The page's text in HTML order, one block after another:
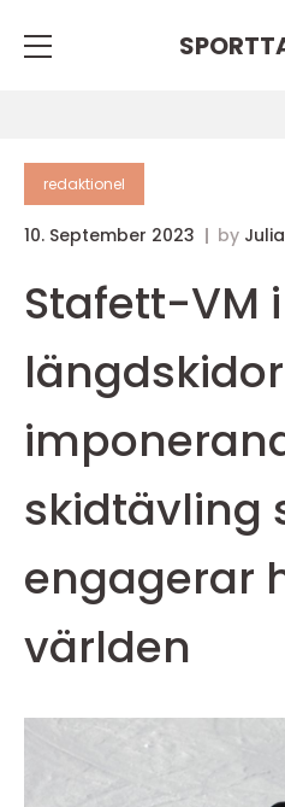
redaktionel
10. September 2023 by
Stafett-VM i
skidtävling
engagerar
världen